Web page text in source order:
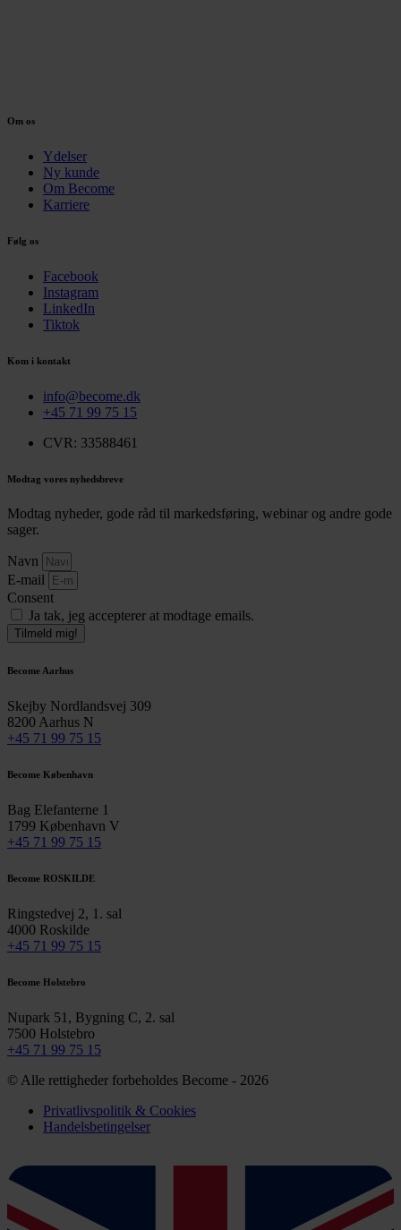
Om os
Ydelser
Ny kunde
Om Become
Karriere
Følg os
Facebook
Instagram
LinkedIn
Tiktok
Kom i kontakt
info@become.dk
+45 71 99 75 15
CVR: 33588461
Modtag vores nyhedsbreve
Modtag nyheder, gode råd til markedsføring, webinar og andre gode
sager.
Navn
E-mail
Consent
Ja tak, jeg accepterer at modtage emails.
Tilmeld mig!
Become Aarhus
Skejby Nordlandsvej 309
8200 Aarhus N
+45 71 99 75 15
Become København
Bag Elefanterne 1
1799 København V
+45 71 99 75 15
Become ROSKILDE
Ringstedvej 2, 1. sal
4000 Roskilde
+45 71 99 75 15
Become Holstebro
Nupark 51, Bygning C, 2. sal
7500 Holstebro
+45 71 99 75 15
© Alle rettigheder forbeholdes Become - 2026
Privatlivspolitik & Cookies
Handelsbetingelser